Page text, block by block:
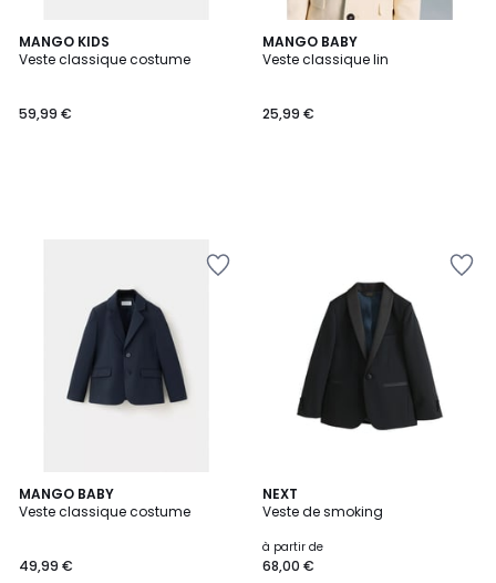
MANGO KIDS
Veste classique costume
59,99 €
MANGO BABY
Veste classique lin
25,99 €
MANGO BABY
Veste classique costume
49,99 €
NEXT
Veste de smoking
à partir de
68,00 €